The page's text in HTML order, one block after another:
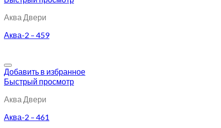
Аква Двери
Аква-2 – 459
Добавить в избранное
Быстрый просмотр
Аква Двери
Аква-2 – 461